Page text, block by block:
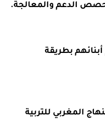
الدعم والمعالجة.
بطريقة
المغربي للتربية